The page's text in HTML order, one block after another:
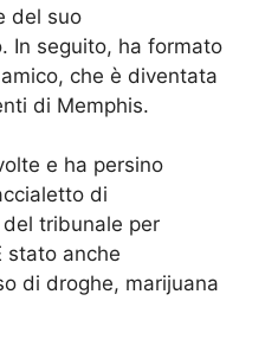
del suo
In seguito, ha formato
che è diventata
di Memphis.
e ha persino
di
tribunale per
stato anche
di droghe, marijuana